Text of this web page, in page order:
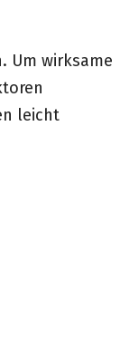
Um wirksame
leicht